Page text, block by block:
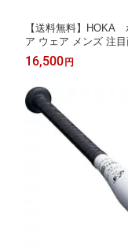
【送料無料】HOKA
ア ウェア メンズ 注
ーズ 靴 軽量
16,500円